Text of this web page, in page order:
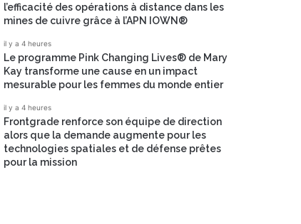
l’efficacité des opérations à distance dans les
mines de cuivre grâce à l’APN IOWN®
il y a 4 heures
Le programme Pink Changing Lives® de Mary
Kay transforme une cause en un impact
mesurable pour les femmes du monde entier
il y a 4 heures
Frontgrade renforce son équipe de direction
alors que la demande augmente pour les
technologies spatiales et de défense prêtes
pour la mission